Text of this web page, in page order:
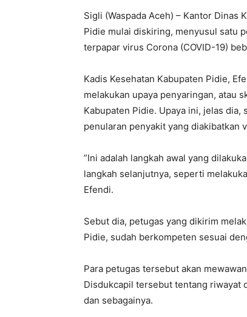
Sigli (Waspada Aceh) – Kantor Dinas
Pidie mulai diskiring, menyusul satu
terpapar virus Corona (COVID-19)
Kadis Kesehatan Kabupaten Pidie,
melakukan upaya penyaringan, atau
Kabupaten Pidie. Upaya ini, jelas
penularan penyakit yang diakibatkan
”Ini adalah langkah awal yang
langkah selanjutnya, seperti
Efendi.
Sebut dia, petugas yang dikirim
Pidie, sudah berkompeten sesuai
Para petugas tersebut akan
Disdukcapil tersebut tentang riwayat
dan sebagainya.